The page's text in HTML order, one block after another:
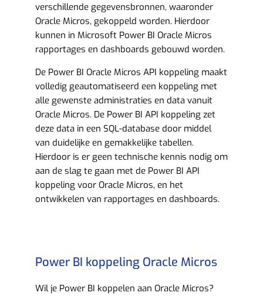
Power BI koppeling Oracle Micros
Wil je Power BI koppelen aan Oracle Micros?
verschillende gegevensbronnen, waaronder
Oracle Micros, gekoppeld worden. Hierdoor
kunnen in Microsoft Power BI Oracle Micros
rapportages en dashboards gebouwd worden.
De Power BI Oracle Micros API koppeling maakt
volledig geautomatiseerd een koppeling met
alle gewenste administraties en data vanuit
Oracle Micros. De Power BI API koppeling zet
deze data in een SQL-database door middel
van duidelijke en gemakkelijke tabellen.
Hierdoor is er geen technische kennis nodig om
aan de slag te gaan met de Power BI API
koppeling voor Oracle Micros, en het
ontwikkelen van rapportages en dashboards.